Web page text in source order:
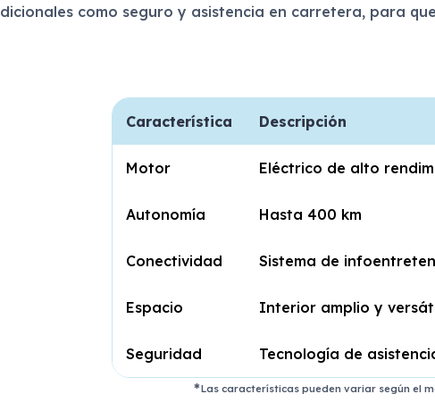
como seguro y asistencia en carretera, para
Característica Descripción
Motor Eléctrico de alto
Autonomía Hasta 400 km
Conectividad Sistema de
Espacio Interior amplio y
Seguridad Tecnología de
Las características pueden variar según el